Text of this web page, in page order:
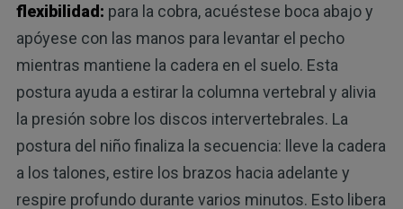
flexibilidad: para la cobra, acuéstese boca abajo y
apóyese con las manos para levantar el pecho
mientras mantiene la cadera en el suelo. Esta
postura ayuda a estirar la columna vertebral y alivia
la presión sobre los discos intervertebrales. La
postura del niño finaliza la secuencia: lleve la cadera
a los talones, estire los brazos hacia adelante y
respire profundo durante varios minutos. Esto libera